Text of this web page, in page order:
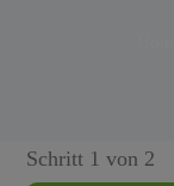
Schritt 1 von 2